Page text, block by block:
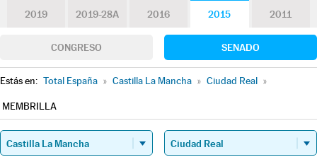
2019 2019-28A 2016 2015 2011
CONGRESO SENADO
Estás en: Total España » Castilla La Mancha » Ciudad Real »
MEMBRILLA